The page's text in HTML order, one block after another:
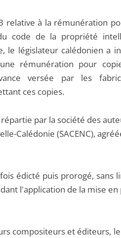
relative à la rémunération
code de la propriété
le législateur calédonien a
rémunération pour
versée par les
ces copies.
par la société des
Calédonie (SACENC),
puis prorogé, sans
l'application de la mise en
compositeurs et éditeurs,